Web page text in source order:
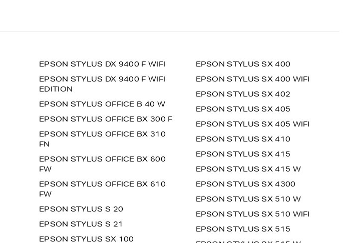
EPSON STYLUS DX 9400 F WIFI
EPSON STYLUS DX 9400 F WIFI
EDITION
EPSON STYLUS OFFICE B 40 W
EPSON STYLUS OFFICE BX 300 F
EPSON STYLUS OFFICE BX 310
FN
EPSON STYLUS OFFICE BX 600
FW
EPSON STYLUS OFFICE BX 610
FW
EPSON STYLUS S 20
EPSON STYLUS S 21
EPSON STYLUS SX 100
EPSON STYLUS SX 400
EPSON STYLUS SX 400 WIFI
EPSON STYLUS SX 402
EPSON STYLUS SX 405
EPSON STYLUS SX 405 WIFI
EPSON STYLUS SX 410
EPSON STYLUS SX 415
EPSON STYLUS SX 415 W
EPSON STYLUS SX 4300
EPSON STYLUS SX 510 W
EPSON STYLUS SX 510 WIFI
EPSON STYLUS SX 515